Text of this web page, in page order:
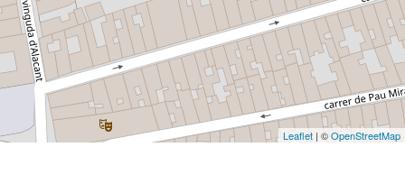
Leaflet | ©OpenStreetMap